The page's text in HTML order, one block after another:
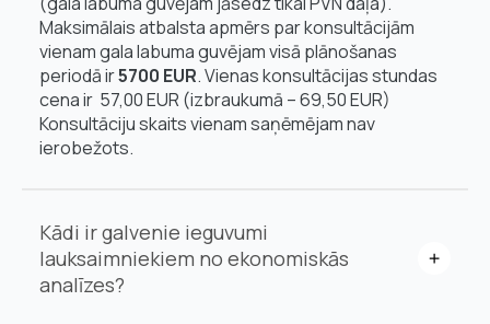
Maksimālais atbalsta apmērs par konsultācijām
vienam gala labuma guvējam visā plānošanas
periodā ir5700 EUR. Vienas konsultācijas stundas
cena ir 57,00 EUR (izbraukumā – 69,50 EUR)
Konsultāciju skaits vienam saņēmējam nav
ierobežots.
Kādi ir galvenie ieguvumi
lauksaimniekiem no ekonomiskās
analīzes?